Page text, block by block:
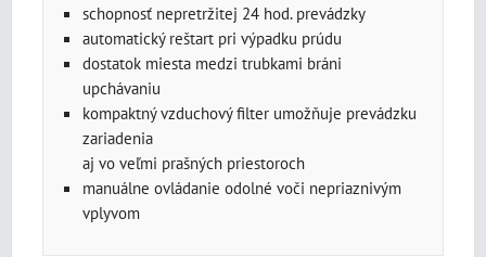
schopnosť nepretržitej 24 hod. prevádzky
automatický reštart pri výpadku prúdu
dostatok miesta medzi trubkami bráni
upchávaniu
kompaktný vzduchový filter umožňuje prevádzku
zariadenia
aj vo veľmi prašných priestoroch
manuálne ovládanie odolné voči nepriaznivým
vplyvom